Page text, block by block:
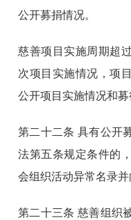
公开募捐情况。
慈善项目实施周期超
次项目实施情况，项
公开项目实施情况和募
第二十二条具有公开
法第五条规定条件的
会组织活动异常名录并
第二十三条慈善组织